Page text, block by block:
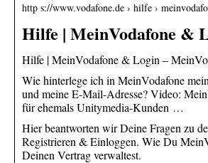
http s://www.vodafone.de › hilfe ›
Hilfe | MeinVodafone &
Hilfe | MeinVodafone & Login –
Wie hinterlege ich in MeinVodafone
und meine E-Mail-Adresse? Video:
für ehemals Unitymedia-Kunden …
Hier beantworten wir Deine Fragen zu
Registrieren & Einloggen. Wie Du
Deinen Vertrag verwaltest.